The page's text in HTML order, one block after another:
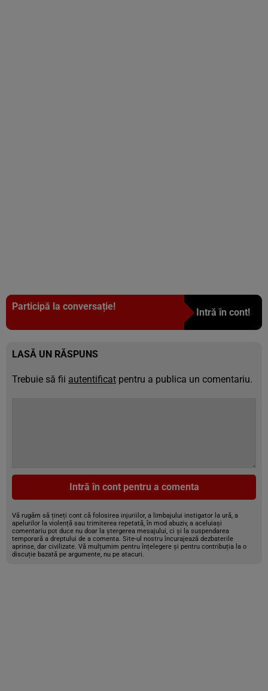
Participă la conversație!
Intră în cont!
LASĂ UN RĂSPUNS
Trebuie să fii autentificat pentru a publica un comentariu.
Intră în cont pentru a comenta
Vă rugăm să țineți cont că folosirea injuriilor, a limbajului instigator la ură, a
apelurilor la violență sau trimiterea repetată, în mod abuziv, a aceluiași
comentariu pot duce nu doar la ștergerea mesajului, ci și la suspendarea
temporară a dreptului de a comenta. Site-ul nostru încurajează dezbaterile
aprinse, dar civilizate. Vă mulțumim pentru înțelegere și pentru contribuția la o
discuție bazată pe argumente, nu pe atacuri.